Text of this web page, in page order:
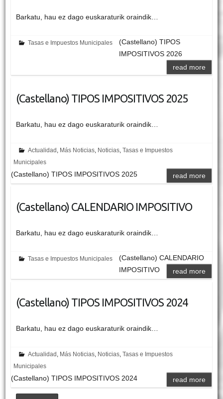
Barkatu, hau ez dago euskaraturik oraindik…
Tasas e Impuestos Municipales
(Castellano) TIPOS
IMPOSITIVOS 2026
read more
(Castellano) TIPOS IMPOSITIVOS 2025
Barkatu, hau ez dago euskaraturik oraindik…
Actualidad, Más Noticias, Noticias,Tasas e Impuestos
Municipales
(Castellano) TIPOS IMPOSITIVOS 2025 read more
(Castellano) CALENDARIO IMPOSITIVO
Barkatu, hau ez dago euskaraturik oraindik…
Tasas e Impuestos Municipales
(Castellano) CALENDARIO
IMPOSITIVO
read more
(Castellano) TIPOS IMPOSITIVOS 2024
Barkatu, hau ez dago euskaraturik oraindik…
Actualidad , Más Noticias, Noticias,Tasas e Impuestos
Municipales
(Castellano) TIPOS IMPOSITIVOS 2024 read more